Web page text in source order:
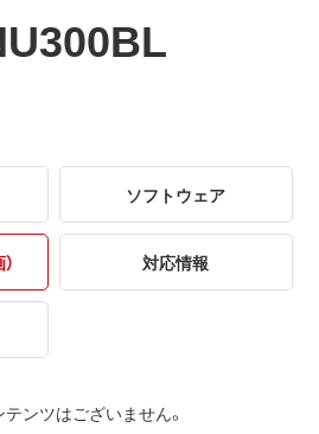
ソフトウェア
対応情報
ンツはございません。